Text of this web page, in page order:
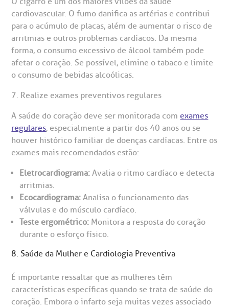
cardiovascular. O fumo danifica as artérias e contribui
para o acúmulo de placas, além de aumentar o risco de
arritmias e outros problemas cardíacos. Da mesma
forma, o consumo excessivo de álcool também pode
afetar o coração. Se possível, elimine o tabaco e limite
o consumo de bebidas alcoólicas.
7. Realize exames preventivos regulares
A saúde do coração deve ser monitorada comexames
regulares, especialmente a partir dos 40 anos ou se
houver histórico familiar de doenças cardíacas. Entre os
exames mais recomendados estão:
Eletrocardiograma: Avalia o ritmo cardíaco e detecta
arritmias.
Ecocardiograma: Analisa o funcionamento das
válvulas e do músculo cardíaco.
Teste ergométrico: Monitora a resposta do coração
durante o esforço físico.
8. Saúde da Mulher e Cardiologia Preventiva
É importante ressaltar que as mulheres têm
características específicas quando se trata de saúde do
coração. Embora o infarto seja muitas vezes associado